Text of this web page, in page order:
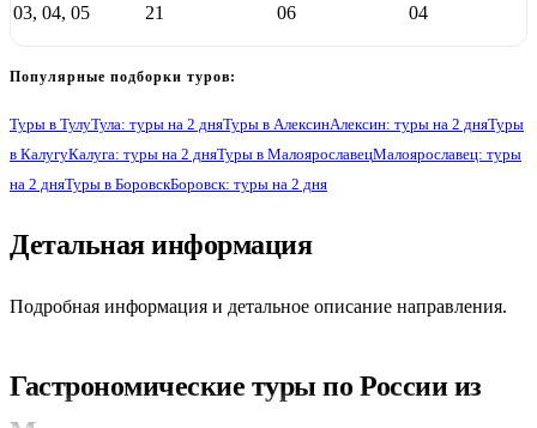
03, 04, 05 21 06 04
Популярные подборки туров:
Туры в ТулуТула: туры на 2 дняТуры в АлексинАлексин: туры на 2 дняТуры
в КалугуКалуга: туры на 2 дняТуры в МалоярославецМалоярославец: туры
на 2 дняТуры в БоровскБоровск: туры на 2 дня
Детальная информация
Подробная информация и детальное описание направления.
Гастрономические туры по России из